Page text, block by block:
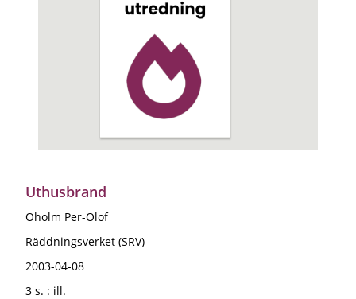
Uthusbrand
Öholm Per-Olof
Räddningsverket (SRV)
2003-04-08
3 s. : ill.